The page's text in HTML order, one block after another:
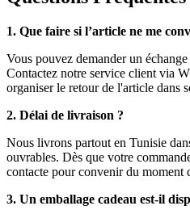
1. Que faire si l’article ne me
Vous pouvez demander un
Contactez notre service client via
organiser le retour de l'article dans
2. Délai de livraison ?
Nous livrons partout en Tunisie
ouvrables. Dès que votre
contacte pour convenir du moment
3. Un emballage cadeau est-il